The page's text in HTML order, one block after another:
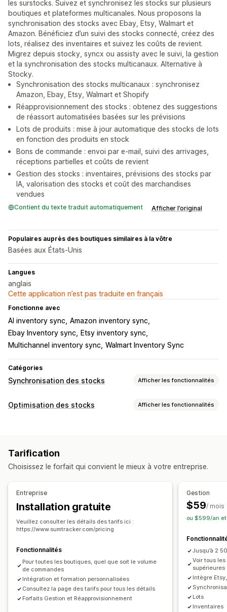
les surstocks. Suivez et synchronisez les stocks sur plusieurs
boutiques et plateformes multicanales. Nous proposons la
synchronisation des stocks avec Ebay, Etsy, Walmart et
Amazon. Bénéficiez d’un suivi des stocks connecté, créez des
lots, réalisez des inventaires et suivez les coûts de revient.
Migrez depuis stocky, syncx ou assisty avec le suivi, la gestion
et la synchronisation des stocks multicanaux. Alternative à
Stocky.
Synchronisation des stocks multicanaux : synchronisez
Amazon, Ebay, Etsy, Walmart et Shopify
Réapprovisionnement des stocks : obtenez des suggestions
de réassort automatisées basées sur les prévisions
Lots de produits : mise à jour automatique des stocks de lots
en fonction des produits en stock
Bons de commande : envoi par e-mail, suivi des arrivages,
réceptions partielles et coûts de revient
Gestion des stocks : inventaires, prévisions des stocks par
IA, valorisation des stocks et coût des marchandises
vendues
Contient du texte traduit automatiquement Afficher l’original
Populaires auprès des boutiques similaires à la vôtre
Basées aux États-Unis
Langues
anglais
Cette application n’est pas traduite en français
Fonctionne avec
AI inventory sync Amazon inventory sync
Ebay Inventory sync
Etsy inventory sync
Multichannel inventory sync Walmart Inventory Sync
Catégories
Synchronisation des stocks Afficher les fonctionnalités
Type de synchronisation
Notifications et rapports
Rapports sur l’historique
Alertes de niveau de stock faible
Indicateurs de performance
Statut en temps réel
Optimisation des stocks Afficher les fonctionnalités
Codes-barres
Mises à jour en temps réel SKU
Importation et exportation
Planification des stocks
Optimisation par intelligence artificielle
Automatisation des flux de travail
Gestion des commandes
Retours Expédition Traitement en bloc
Traitement automatique
Bons de commande
Notifications et analyses de données
Tarification
Choisissez le forfait qui convient le mieux à votre entreprise.
Entreprise
Installation gratuite
Veuillez consulter les détails des tarifs ici :
https://www.sumtracker.com/pricing
Fonctionnalités
Pour toutes les boutiques, quel que soit le volume
de commandes
Intégration et formation personnalisées
Consultez la page des tarifs pour tous les détails
Forfaits Gestion et Réapprovisionnement
Gestion
$59/ mois
ou $599/an et
Jusqu’à 2
Voir tous
supérieures
Intègre
Lots
Inventaires